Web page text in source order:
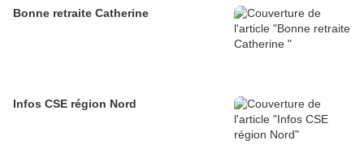
Bonne retraite Catherine
Infos CSE région Nord